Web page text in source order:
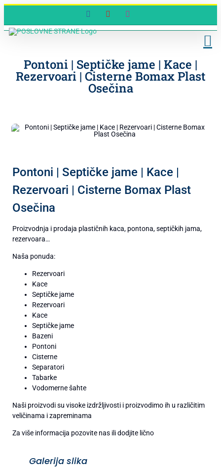
content
FacebookYouTube
Pontoni | Septičke jame | Kace |
Rezervoari | Cisterne Bomax Plast
Osečina
Pontoni | Septičke jame | Kace |
Rezervoari | Cisterne Bomax Plast
Osečina
Proizvodnja i prodaja plastičnih kaca, pontona, septičkih jama,
rezervoara…
Naša ponuda:
Rezervoari
Kace
Septičke jame
Rezervoari
Kace
Septičke jame
Bazeni
Pontoni
Cisterne
Separatori
Tabarke
Vodomerne šahte
Naši proizvodi su visoke izdržljivosti i proizvodimo ih u različitim
veličinama i zapreminama
Za više informacija pozovite nas ili dodjite lično
Galerija slika